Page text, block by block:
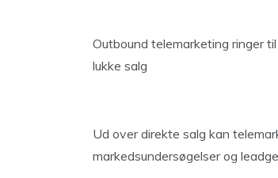
Outbound telemarketing ringer
lukke salg
Ud over direkte salg kan
markedsundersøgelser og